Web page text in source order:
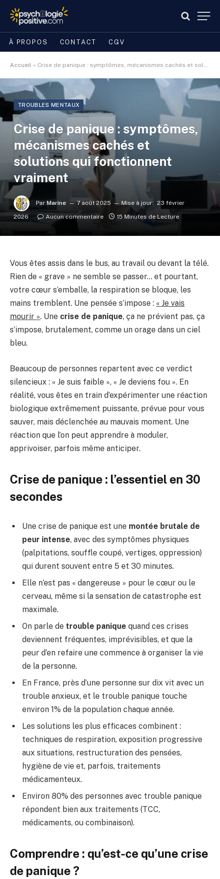
À PROPOS CONTACT CGV
Accueil » Crise de panique : symptômes, mécanismes cachés et solutions qui fonctionnent vraiment
TROUBLES MENTAUX
Crise de panique : symptômes,
mécanismes cachés et
solutions qui fonctionnent
vraiment
Par Marine 7 août 2025 Mise à jour: 23 février
2026
Aucun commentaire 15 Minutes de Lecture
Vous êtes assis dans le bus, au travail ou devant la télé.
Rien de « grave » ne semble se passer… et pourtant,
votre cœur s’emballe, la respiration se bloque, les
mains tremblent. Une pensée s’impose : « Je vais
mourir ». Une crise de panique, ça ne prévient pas, ça
s’impose, brutalement, comme un orage dans un ciel
bleu.
Beaucoup de personnes repartent avec ce verdict
silencieux : « Je suis faible », « Je deviens fou ». En
réalité, vous êtes en train d’expérimenter une réaction
biologique extrêmement puissante, prévue pour vous
sauver, mais déclenchée au mauvais moment. Une
réaction que l’on peut apprendre à moduler,
apprivoiser, parfois même anticiper.
Crise de panique : l’essentiel en 30
secondes
Une crise de panique est une montée brutale de
peur intense, avec des symptômes physiques
(palpitations, souffle coupé, vertiges, oppression)
qui durent souvent entre 5 et 30 minutes.
Elle n’est pas « dangereuse » pour le cœur ou le
cerveau, même si la sensation de catastrophe est
maximale.
On parle de trouble panique quand ces crises
deviennent fréquentes, imprévisibles, et que la
peur d’en refaire une commence à organiser la vie
de la personne.
En France, près d’une personne sur dix vit avec un
trouble anxieux, et le trouble panique touche
environ 1% de la population chaque année.
Les solutions les plus efficaces combinent :
techniques de respiration, exposition progressive
aux situations, restructuration des pensées,
hygiène de vie et, parfois, traitements
médicamenteux.
Environ 80% des personnes avec trouble panique
répondent bien aux traitements (TCC,
médicaments, ou combinaison).
Comprendre : qu’est-ce qu’une crise
de panique ?